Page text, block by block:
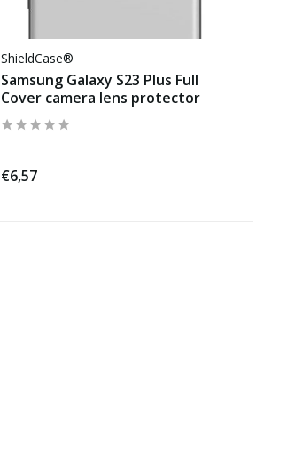
ShieldCase®
Samsung Galaxy S23 Plus Full
Cover camera lens protector
€6,57